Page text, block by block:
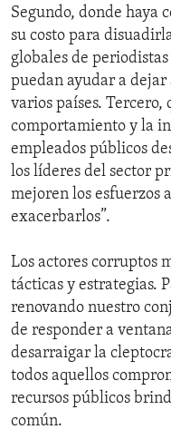
Segundo, donde haya
su costo para
globales de
puedan ayudar a
varios países.
comportamiento y la
empleados públicos
los líderes del sector
mejoren los esfuerzos
exacerbarlos”.
Los actores corruptos
tácticas y estrategias.
renovando nuestro
de responder a
desarraigar la
todos aquellos
recursos públicos
común.